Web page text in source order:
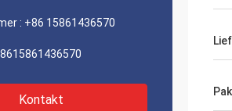
: +86 15861436570
Kontakt